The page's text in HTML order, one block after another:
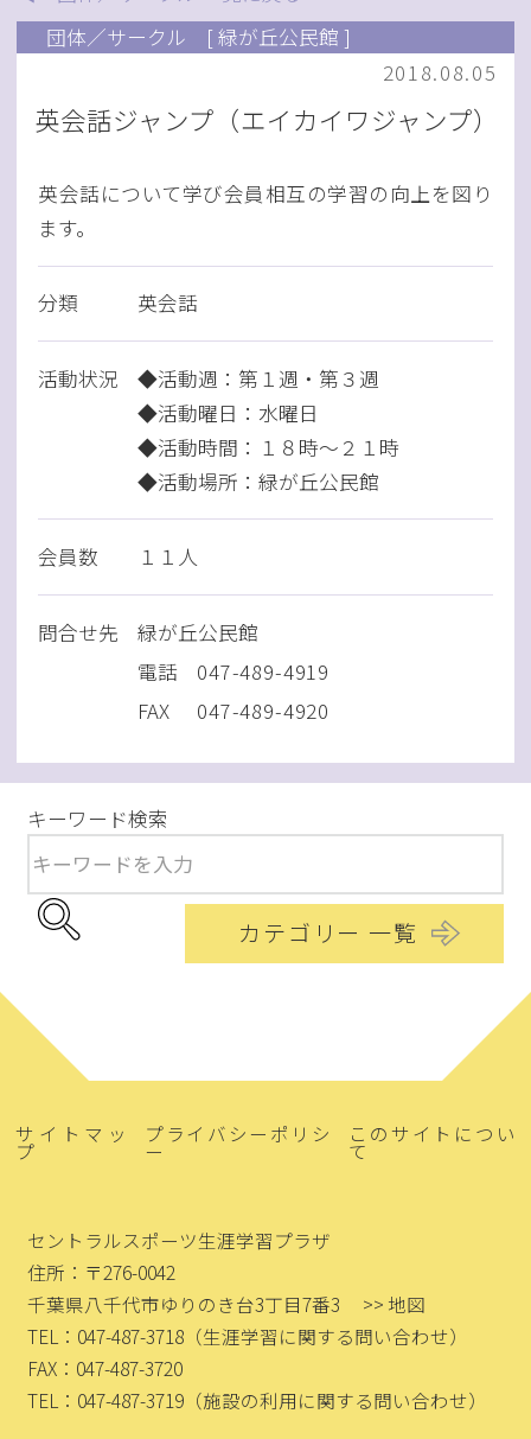
団体／サークル
[ 緑が丘公民館 ]
2018.08.05
英会話ジャンプ（エイカイワジャンプ）
英会話について学び会員相互の学習の向上を図り
ます。
分類 英会話
活動状況
◆活動週：第１週・第３週
◆活動曜日：水曜日
◆活動時間：１８時～２１時
◆活動場所：緑が丘公民館
会員数 １１人
問合せ先
緑が丘公民館
電話
047-489-4919
FAX
047-489-4920
キーワード検索
カテゴリー 一覧
サイトマッ
プ
プライバシーポリシ
ー
このサイトについ
て
セントラルスポーツ生涯学習プラザ
住所：〒276-0042
千葉県八千代市ゆりのき台3丁目7番3
>> 地図
TEL：047-487-3718 （生涯学習に関する問い合わせ）
FAX：047-487-3720
TEL：047-487-3719 （施設の利用に関する問い合わせ）